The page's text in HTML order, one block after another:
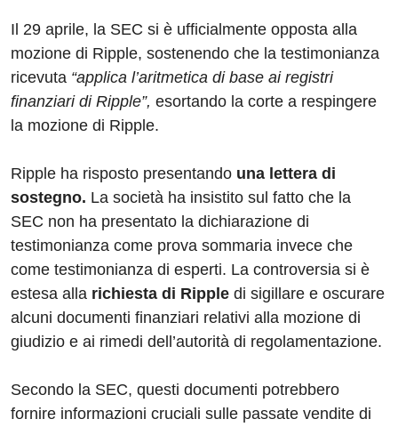
Il 29 aprile, la SEC si è ufficialmente opposta alla
mozione di Ripple, sostenendo che la testimonianza
ricevuta “applica l’aritmetica di base ai registri
finanziari di Ripple”, esortando la corte a respingere
la mozione di Ripple.
Ripple ha risposto presentando una lettera di
sostegno. La società ha insistito sul fatto che la
SEC non ha presentato la dichiarazione di
testimonianza come prova sommaria invece che
come testimonianza di esperti. La controversia si è
estesa alla richiesta di Ripple di sigillare e oscurare
alcuni documenti finanziari relativi alla mozione di
giudizio e ai rimedi dell’autorità di regolamentazione.
Secondo la SEC, questi documenti potrebbero
fornire informazioni cruciali sulle passate vendite di